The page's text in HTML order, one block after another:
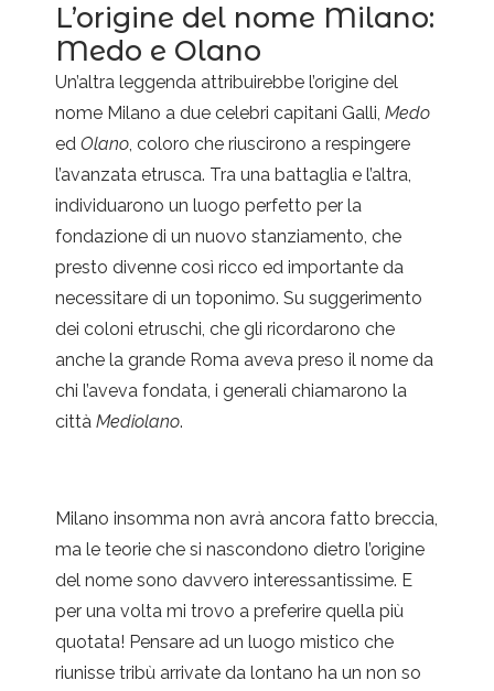
L’origine del nome Milano:
Medo e Olano
Un’altra leggenda attribuirebbe l’origine del
nome Milano a due celebri capitani Galli, Medo
ed Olano, coloro che riuscirono a respingere
l’avanzata etrusca. Tra una battaglia e l’altra,
individuarono un luogo perfetto per la
fondazione di un nuovo stanziamento, che
presto divenne così ricco ed importante da
necessitare di un toponimo. Su suggerimento
dei coloni etruschi, che gli ricordarono che
anche la grande Roma aveva preso il nome da
chi l’aveva fondata, i generali chiamarono la
città Mediolano.
Milano insomma non avrà ancora fatto breccia,
ma le teorie che si nascondono dietro l’origine
del nome sono davvero interessantissime. E
per una volta mi trovo a preferire quella più
quotata! Pensare ad un luogo mistico che
riunisse tribù arrivate da lontano ha un non so